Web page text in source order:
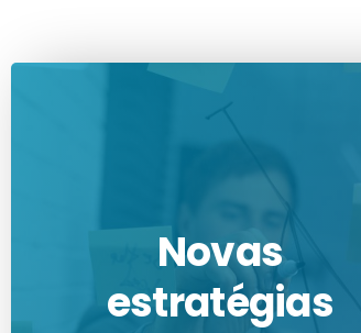
Novas
estratégias